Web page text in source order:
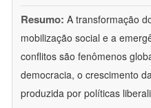
Resumo: A transformação
mobilização social e a
conflitos são fenômenos
democracia, o crescimento
produzida por políticas